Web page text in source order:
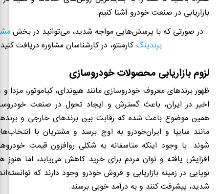
بازاریابی در صنعت خودرو آشنا کنیم.
در صورتی که با پرسش‌هایی مواجه شدید، می‌توانید در بخش
برندینگ کارمنتو، در کارشناسان مشاوره دریافت
لزوم بازاریابی محصولات خودروسازی
ظهور برندهای معروف خودروسازی مانند هیوندای، کیاموتور، مزدا
اخیر در ایران، باعث گسترش و ایجاد تحول در صنعت
همین موضوع باعث شده که رقابت بین برندهای خارجی و
مانند سایپا و ایران‌خودرو به اوج برسد و مشتریان با
شوند. با وجود اینکه متاسفانه به شکلی روافزون قیمت
افزایش یافته و توان مردم برای خرید کاهش می‌یابد، اما
نوپایی در زمینه بازاریابی و فروش خودرو وجود دارند که
شدید، پیشرفت کنند و به درآمد خوبی برسند.